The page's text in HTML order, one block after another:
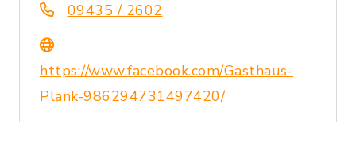
09435 / 2602
https://www.facebook.com/Gasthaus-
Plank-986294731497420/